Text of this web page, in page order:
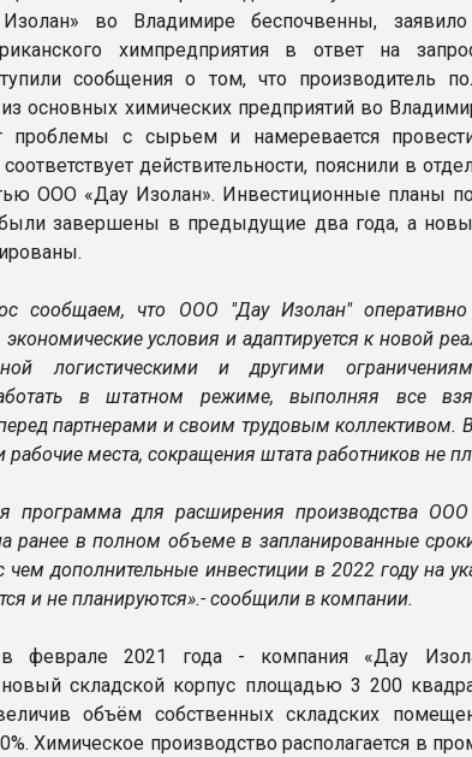
во Владимире беспочвенны, заявило
химпредприятия в ответ на
сообщения о том, что производитель
основных химических предприятий во
проблемы с сырьем и намеревается
действительности, пояснили в
ООО «Дау Изолан». Инвестиционные планы
были завершены в предыдущие два года, а
сообщаем, что ООО "Дау Изолан" оперативно
условия и адаптируется к новой
логистическими и другими
в штатном режиме, выполняя все
партнерами и своим трудовым коллективом.
рабочие места, сокращения штата работников не
программа для расширения производства
ранее в полном объеме в запланированные
чем дополнительные инвестиции в 2022 году на
и не планируются».- сообщили в компании.
феврале 2021 года - компания «Дау
складской корпус площадью 3 200
объём собственных складских
Химическое производство располагается в